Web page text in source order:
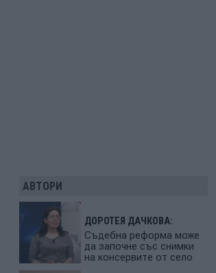
АВТОРИ
ДОРОТЕЯ ДАЧКОВА:
Съдебна реформа може
да започне със снимки
на консервите от село